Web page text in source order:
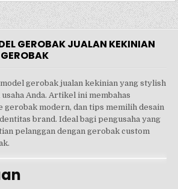
GEROBAK JUALAN KEKINIAN
gerobak jualan kekinian yang stylish
Anda. Artikel ini membahas
gerobak modern, dan tips memilih desain
brand. Ideal bagi pengusaha yang
pelanggan dengan gerobak custom